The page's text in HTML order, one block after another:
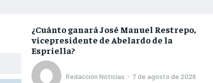
PUATE CON NOSOTROS
PUATE CON NOSOTROS
PUATE CON NOSOTROS
PUATE CON NOSOTROS
¿Cuánto ganará José Manuel Restrepo,
vicepresidente de Abelardo de la
Espriella?
Redacción Noticias - 7 de agosto de 2026